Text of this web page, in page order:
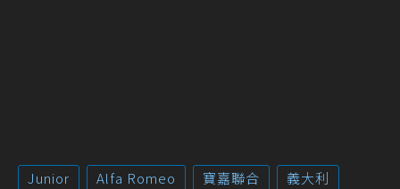
Junior Alfa Romeo 寶嘉聯合
義大利